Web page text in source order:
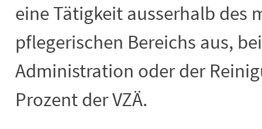
eine Tätigkeit ausserhalb des
pflegerischen Bereichs aus,
Administration oder der
Prozent der VZÄ.